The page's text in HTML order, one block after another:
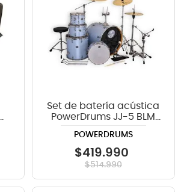
Set de batería acústica
PowerDrums JJ-5 BLM
POWERDRUMS
$419.990
$514.990